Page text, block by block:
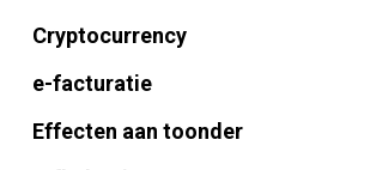
Cryptocurrency
e-facturatie
Effecten aan toonder